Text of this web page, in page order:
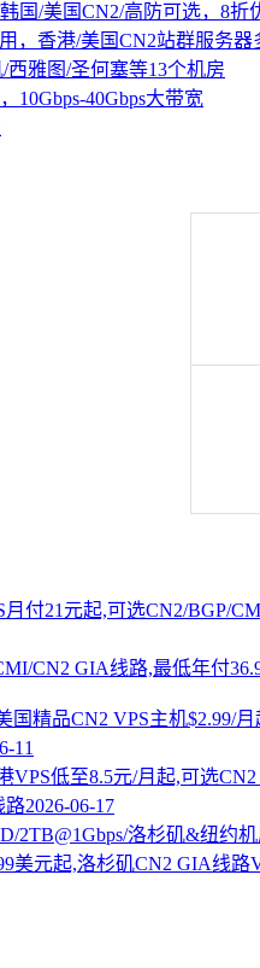
国/美国CN2/高防可选，8折
，香港/美国CN2站群服务器
西雅图/圣何塞等13个机房
10Gbps-40Gbps大带宽
11
路2026-06-17